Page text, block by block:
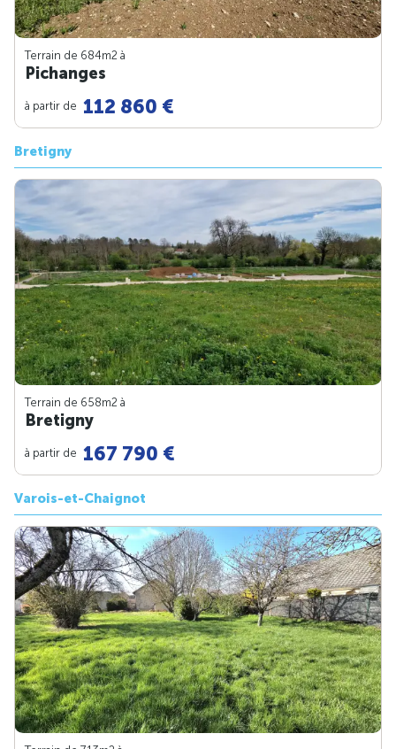
Terrain de 684m2 à
Pichanges
à partir de 112 860 €
Bretigny
Terrain de 658m2 à
Bretigny
à partir de 167 790 €
Varois-et-Chaignot